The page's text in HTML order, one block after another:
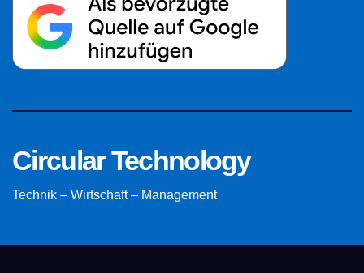
Circular Technology
Technik – Wirtschaft – Management